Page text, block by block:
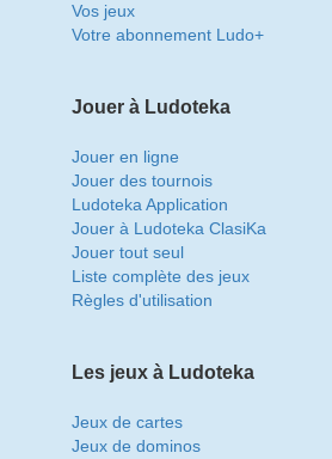
Vos jeux
Votre abonnement Ludo+
Jouer à Ludoteka
Jouer en ligne
Jouer des tournois
Ludoteka Application
Jouer à Ludoteka ClasiKa
Jouer tout seul
Liste complète des jeux
Règles d'utilisation
Les jeux à Ludoteka
Jeux de cartes
Jeux de dominos